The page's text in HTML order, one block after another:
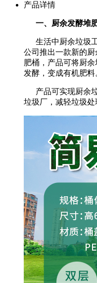
产品详情
一、厨余发酵堆肥
生活中厨余垃圾
公司推出一款新的
肥桶，产品可将厨
发酵，变成有机肥料
产品可实现厨余
垃圾厂，减轻垃圾处